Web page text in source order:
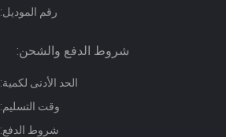
رقم الموديل:
شروط الدفع والشحن:
الحد الأدنى لكمية:
وقت التسليم:
شروط الدفع: